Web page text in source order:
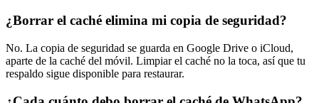
¿Borrar el caché elimina mi copia de seguridad?
No. La copia de seguridad se guarda en Google Drive o iCloud,
aparte de la caché del móvil. Limpiar el caché no la toca, así que tu
respaldo sigue disponible para restaurar.